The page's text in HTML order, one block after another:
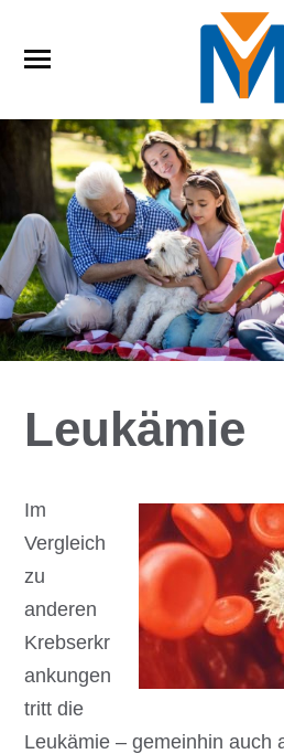
Leukämie
Im
Vergleich
zu
anderen
Krebserkr
ankungen
tritt die
Leukämie – gemeinhin auch